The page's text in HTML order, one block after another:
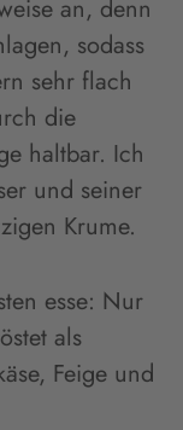
an, denn
sodass
sehr flach
die
haltbar. Ich
und seiner
Krume.
esse: Nur
als
Feige und